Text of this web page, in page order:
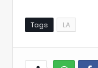
Tags LA